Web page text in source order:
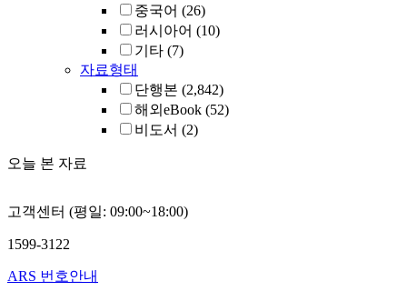
중국어 (26)
러시아어 (10)
기타 (7)
자료형태
단행본 (2,842)
해외eBook (52)
비도서 (2)
오늘 본 자료
고객센터 (평일: 09:00~18:00)
1599-3122
ARS 번호안내